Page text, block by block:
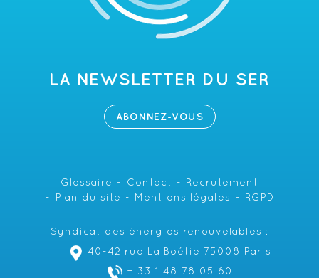
LA NEWSLETTER DU SER
ABONNEZ-VOUS
Glossaire Contact
Recrutement
Plan du site
Mentions légales RGPD
Syndicat des énergies renouvelables :
40-42 rue La Boétie 75008 Paris
+ 33 1 48 78 05 60